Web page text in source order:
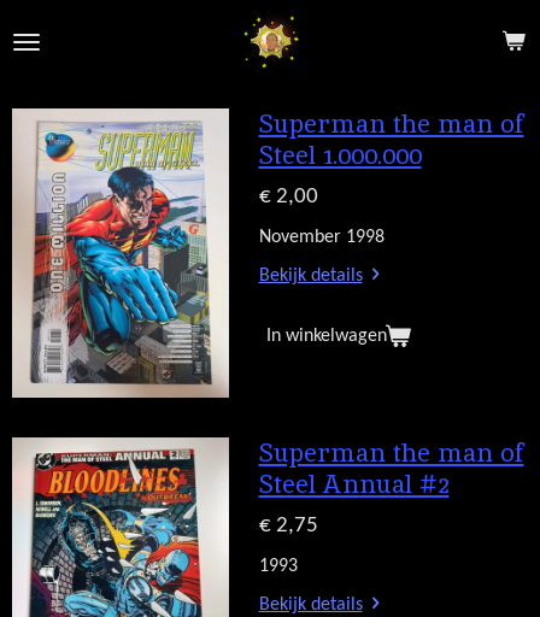
direct
de
hoofdinhoud
Superman the man of
Steel 1.000.000
€ 2,00
November 1998
Bekijk details
In winkelwagen
Superman the man of
Steel Annual #2
€ 2,75
1993
Bekijk details